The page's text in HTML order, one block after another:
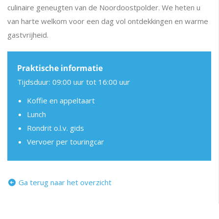
culinaire geneugten van de Noordoostpolder. We heten u
van harte welkom voor een dag vol ontdekkingen en warme
gastvrijheid.
Praktische informatie
Tijdsduur: 09:00 uur tot 16:00 uur
Koffie en appeltaart
Lunch
Rondrit o.l.v. gids
Vervoer per touringcar
Ga terug naar het overzicht